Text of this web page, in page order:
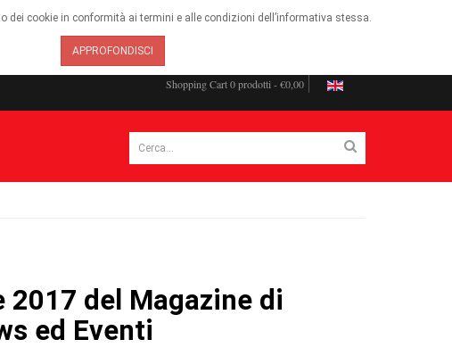
cookie in conformità ai termini e alle condizioni dell’informativa stessa.
APPROFONDISCI
Shopping Cart0 prodotti - €0,00
2017 del Magazine di
ed Eventi